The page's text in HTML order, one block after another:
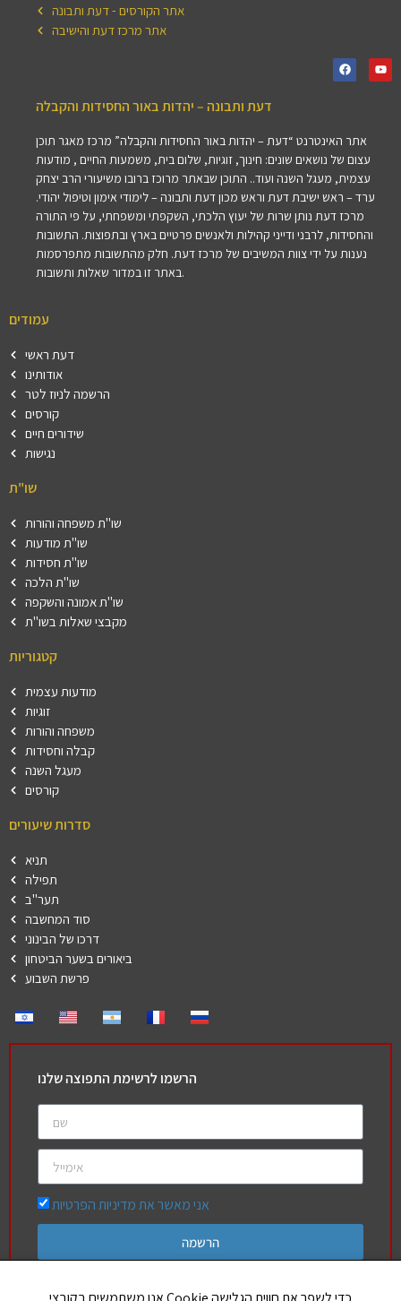
אתר הקורסים - דעת ותבונה
אתר מרכז דעת והישיבה
דעת ותבונה – יהדות באור החסידות והקבלה
אתר האינטרנט “דעת – יהדות באור החסידות והקבלה” מרכז מאגר תוכן
עצום של נושאים שונים: חינוך, זוגיות, שלום בית, משמעות החיים , מודעות
עצמית, מעגל השנה ועוד.. התוכן שבאתר מרוכז ברובו משיעורי הרב יצחק
ערד – ראש ישיבת דעת וראש מכון דעת ותבונה – לימודי אימון וטיפול יהודי.
מרכז דעת נותן שרות של יעוץ הלכתי, השקפתי ומשפחתי, על פי התורה
והחסידות, לרבני ודייני קהילות ולאנשים פרטיים בארץ ובתפוצות. התשובות
נענות על ידי צוות המשיבים של מרכז דעת. חלק מהתשובות מתפרסמות
באתר זו במדור שאלות ותשובות.
עמודים
דעת ראשי
אודותינו
הרשמה לניוז לטר
קורסים
שידורים חיים
נגישות
שו"ת
שו"ת משפחה והורות
שו"ת מודעות
שו"ת חסידות
שו"ת הלכה
שו"ת אמונה והשקפה
מקבצי שאלות בשו"ת
קטגוריות
מודעות עצמית
זוגיות
משפחה והורות
קבלה וחסידות
מעגל השנה
קורסים
סדרות שיעורים
תניא
תפילה
תער"ב
סוד המחשבה
דרכו של הבינוני
ביאורים בשער הביטחון
פרשת השבוע
הרשמו לרשימת התפוצה שלנו
אני מאשר את מדיניות הפרטיות
הרשמה